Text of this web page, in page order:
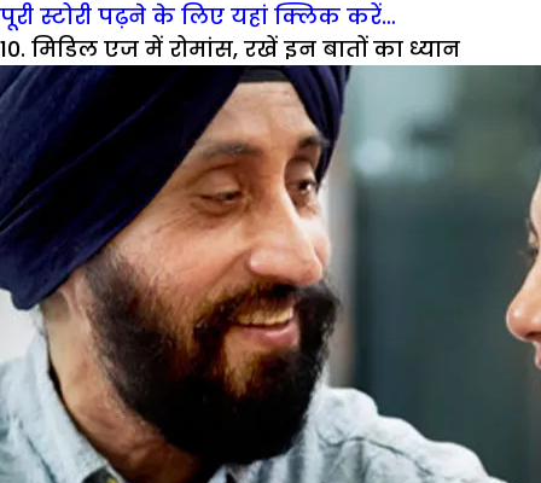
पूरी स्टोरी पढ़ने के लिए यहां क्लिक करें…
10. मिडिल एज में रोमांस, रखें इन बातों का ध्यान